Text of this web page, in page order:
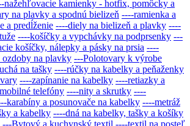
nažehľovacie kamienky - hotfix, pomôcky a
na plavky a spodnú bielizeň ----ramienka a
a predĺženie ----diely na bielizeň a plavky ----
----košíčky a vypchávky na podprsenky ---
košíčky, nálepky a pásky na prsia ----
na plavky ---Polotovary k výrobe
na tašky ----rúčky na kabelky a peňaženky
----zapínanie na kabelky ----retiazky a
telefóny ----nity a skrutky ----
karabíny a posunovače na kabelky ----metráž
a kabelky ----dná na kabelky, tašky a košíky
---Bytový a kuchynský textil ----textil na posteľ